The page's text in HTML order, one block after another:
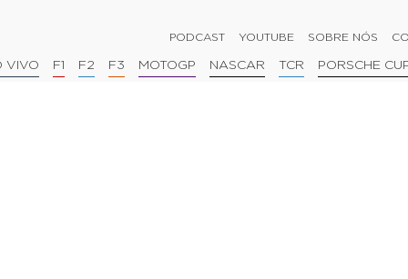
PODCAST YOUTUBE SOBRE NÓS
VIVO F1 F2 F3 MOTOGP NASCAR TCR PORSCHE